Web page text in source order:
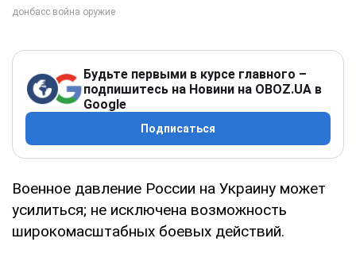
Будьте первыми в курсе главного –
подпишитесь на Новини на OBOZ.UA в
Google
Подписаться
Военное давление России на Украину может
усилиться; не исключена возможность
широкомасштабных боевых действий.